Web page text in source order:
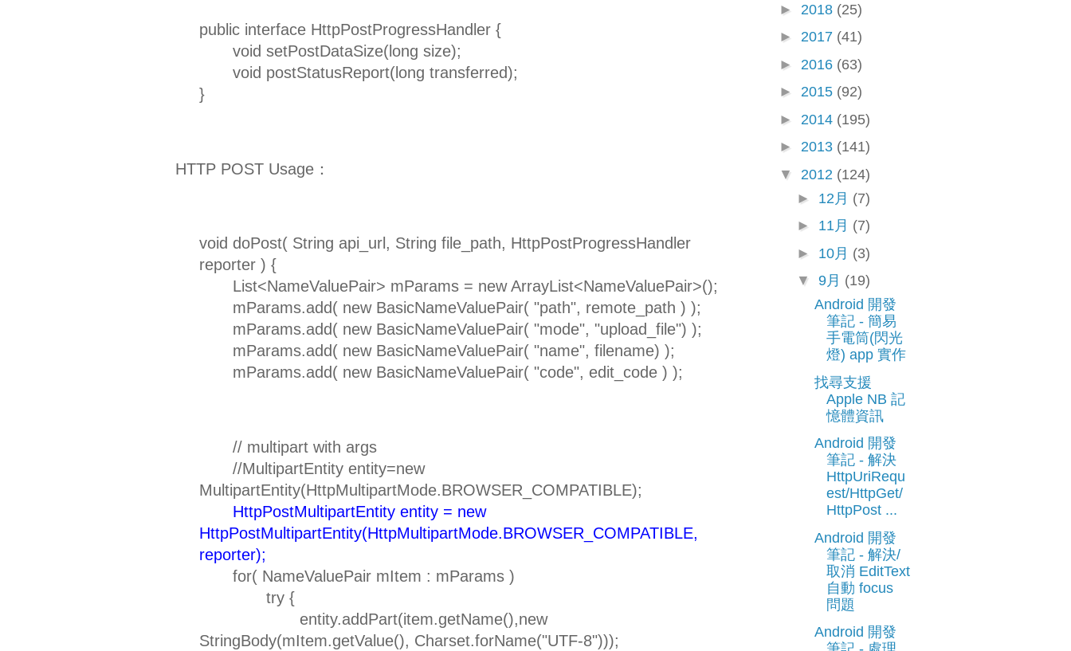
public interface HttpPostProgressHandler {
void setPostDataSize(long size);
void postStatusReport(long transferred);
}
HTTP POST Usage：
void doPost( String api_url, String file_path, HttpPostProgressHandler
reporter ) {
List<NameValuePair> mParams = new ArrayList<NameValuePair>();
mParams.add( new BasicNameValuePair( "path", remote_path ) );
mParams.add( new BasicNameValuePair( "mode", "upload_file") );
mParams.add( new BasicNameValuePair( "name", filename) );
mParams.add( new BasicNameValuePair( "code", edit_code ) );
// multipart with args
//MultipartEntity entity=new
MultipartEntity(HttpMultipartMode.BROWSER_COMPATIBLE);
HttpPostMultipartEntity entity = new
HttpPostMultipartEntity(HttpMultipartMode.BROWSER_COMPATIBLE,
reporter);
for( NameValuePair mItem : mParams )
try {
entity.addPart(item.getName(),new
StringBody(mItem.getValue(), Charset.forName("UTF-8")));
► 2018 (25)
► 2017 (41)
► 2016 (63)
► 2015 (92)
► 2014 (195)
► 2013 (141)
▼ 2012 (124)
► 12月 (7)
► 11月 (7)
► 10月 (3)
▼ 9月 (19)
Android 開發
筆記 - 簡易
手電筒(閃光
燈) app 實作
找尋支援
Apple NB 記
憶體資訊
Android 開發
筆記 - 解決
HttpUriRequ
est/HttpGet/
HttpPost ...
Android 開發
筆記 - 解決/
取消 EditText
自動 focus
問題
Android 開發